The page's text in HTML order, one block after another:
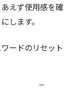
えず使用感を確
します。
ードのリセット